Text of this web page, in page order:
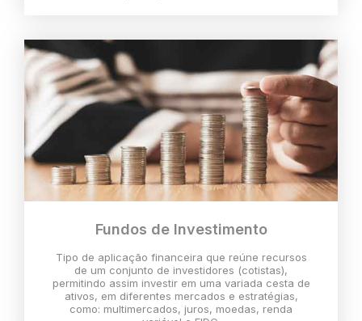
Fundos de Investimento
Tipo de aplicação financeira que reúne recursos
de um conjunto de investidores (cotistas),
permitindo assim investir em uma variada cesta de
ativos, em diferentes mercados e estratégias,
como: multimercados, juros, moedas, renda